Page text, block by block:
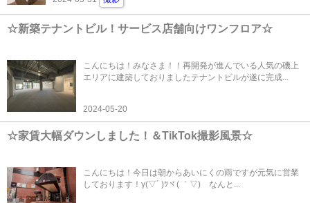
☆新築テナントビル！サービス店舗向けワンフロア☆
こんにちは！みなさま！！再開発が進んでいる人気の磯上
エリアに建築しておりましたテナントビルが遂に完成...
2024-05-20
☆家賃大幅ダウンしました！＆TikTok撮影風景☆
こんにちは！今日は朝からあいにくの雨ですが元気に営業
しております！γ(▽´ )ﾂヾ( ｀▽)ゞなんと...